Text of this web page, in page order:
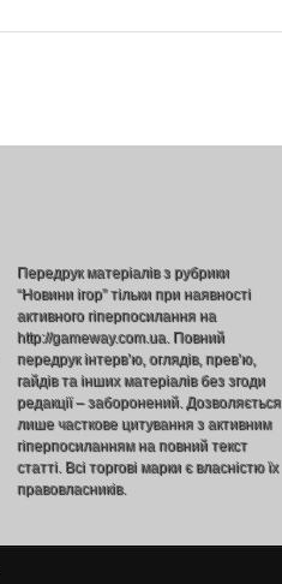
Передрук матеріалів з рубрики
“Новини ігор” тільки при наявності
активного гіперпосилання на
http://gameway.com.ua. Повний
передрук інтерв’ю, оглядів, прев’ю,
гайдів та інших матеріалів без згоди
редакції – заборонений. Дозволяється
лише часткове цитування з активним
гіперпосиланням на повний текст
статті. Всі торгові марки є власністю їх
правовласників.